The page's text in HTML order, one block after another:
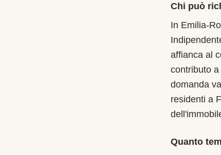
Chi può
In Emilia-
affianca al
contributo
domanda
residenti a
Quanto